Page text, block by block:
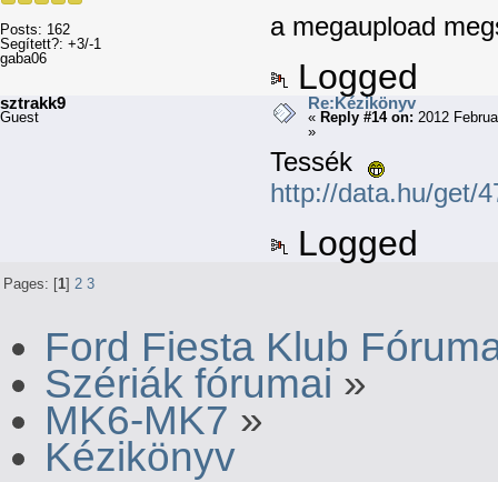
Posts: 162
Segített?: +3/-1
gaba06
a megaupload
Logged
sztrakk9
Guest
Re:Kézikönyv
« Reply #14 on: 2012
»
Tessék
http://data.hu/get/
Logged
Pages: [1] 2 3
Ford Fiesta Klub
Szériák fórumai »
MK6-MK7 »
Kézikönyv